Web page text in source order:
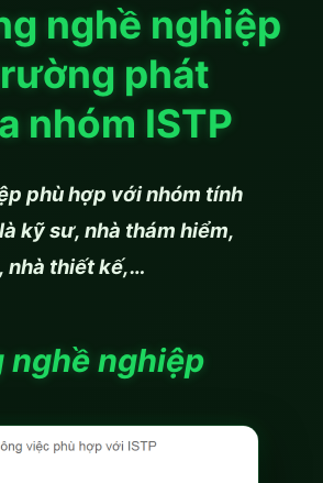
nghề nghiệp
phát
nhóm ISTP
phù hợp với nhóm tính
kỹ sư, nhà thám hiểm,
nhà thiết kế,…
nghề nghiệp